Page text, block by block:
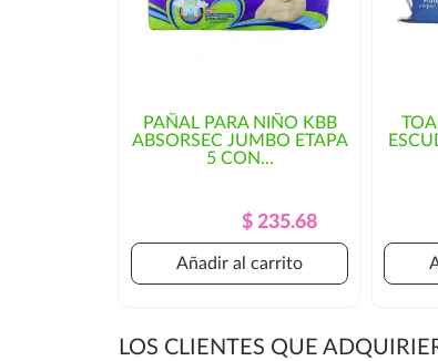
PAÑAL PARA NIÑO KBB
ABSORSEC JUMBO ETAPA
5 CON...
Precio
Regular
Precio
$ 235.68
Añadir al carrito
LOS CLIENTES QUE